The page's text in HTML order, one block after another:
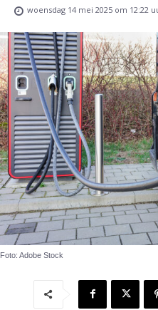
woensdag 14 mei 2025 om 12:22
Foto: Adobe Stock